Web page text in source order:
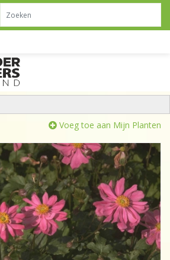
Voeg toe aan Mijn Planten